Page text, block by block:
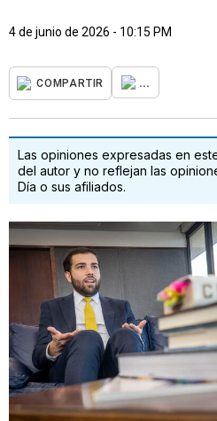
4 de junio de 2026 - 10:15 PM
COMPARTIR ...
Las opiniones expresadas en
del autor y no reflejan las
Día o sus afiliados.